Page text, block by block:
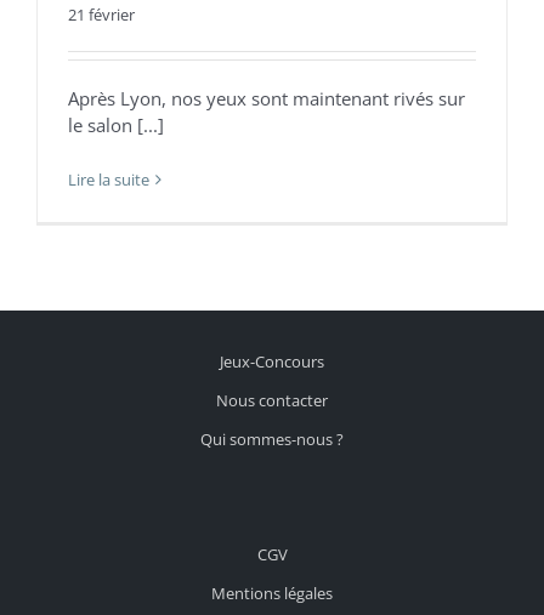
21 février
Après Lyon, nos yeux sont maintenant rivés sur
le salon [...]
Lire la suite
Jeux-Concours
Nous contacter
Qui sommes-nous ?
CGV
Mentions légales